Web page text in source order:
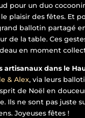
pour un duo
plaisir des fêtes. Et
ballotin partagé
de la table. Ces
en moment
artisanaux dans le
& Alex, via leurs
de Noël en
Ils ne sont pas juste
Joyeuses fêtes !